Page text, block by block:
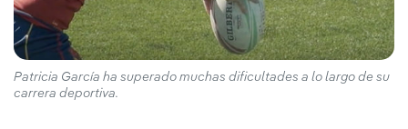
Patricia García ha superado muchas dificultades a lo largo de su
carrera deportiva.